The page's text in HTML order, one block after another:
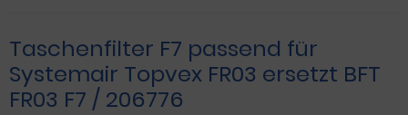
Taschenfilter F7 passend für
Systemair Topvex FR03 ersetzt BFT
FR03 F7 / 206776